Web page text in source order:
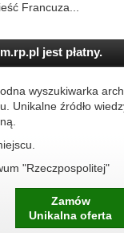
Francuza...
jest płatny.
wyszukiwarka
Unikalne źródło
"Rzeczpospolitej"
Zamów
Unikalna oferta